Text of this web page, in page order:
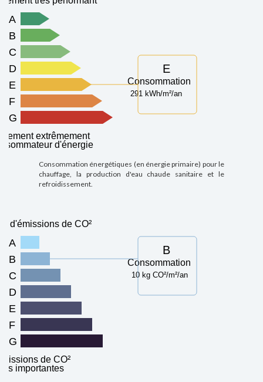
A
B
C
D
E
Consommation
291 kWh/m²/an
E
F
G
extrêmement
d'énergie
Consommation énergétiques (en énergie primaire) pour le
chauffage, la production d'eau chaude sanitaire et le
refroidissement.
d'émissions de CO²
A
B
Consommation
10 kg CO²/m²/an
B
C
D
E
F
G
de CO²
importantes